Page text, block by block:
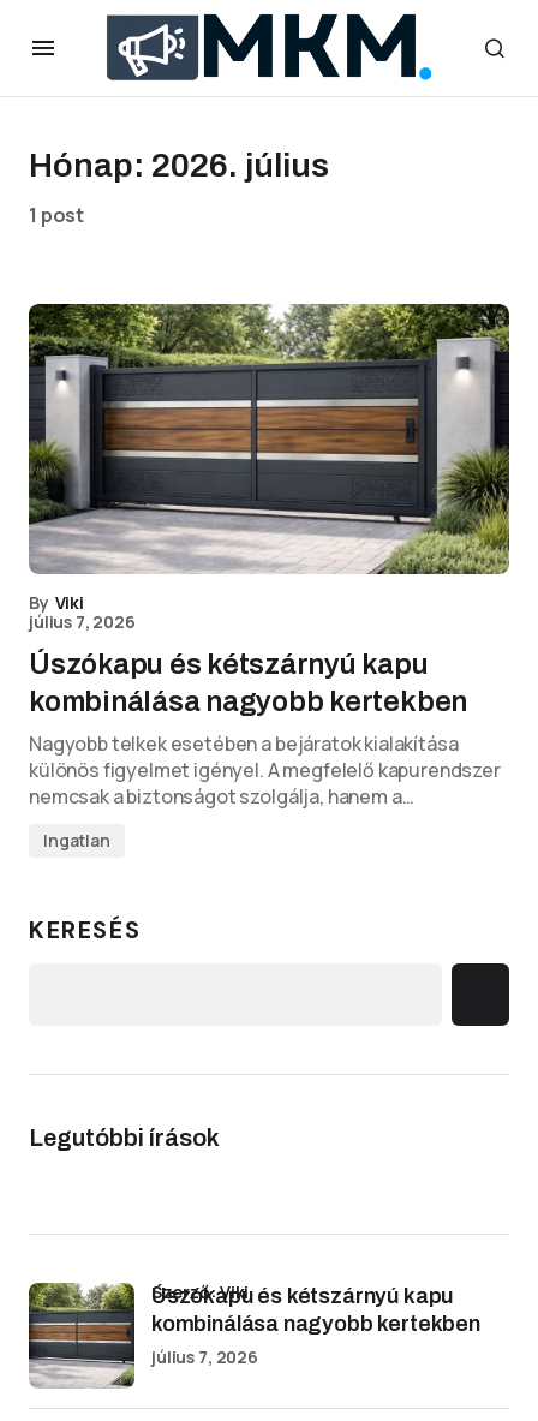
Hónap: 2026. július
1 post
By Viki
július 7, 2026
Úszókapu és kétszárnyú kapu
kombinálása nagyobb kertekben
Nagyobb telkek esetében a bejáratok kialakítása
különös figyelmet igényel. A megfelelő kapurendszer
nemcsak a biztonságot szolgálja, hanem a…
Ingatlan
KERESÉS
Legutóbbi írások
Úszókapu és kétszárnyú kapu
kombinálása nagyobb kertekben
Szerző: Viki
július 7, 2026